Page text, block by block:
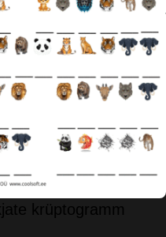
krüptogramm